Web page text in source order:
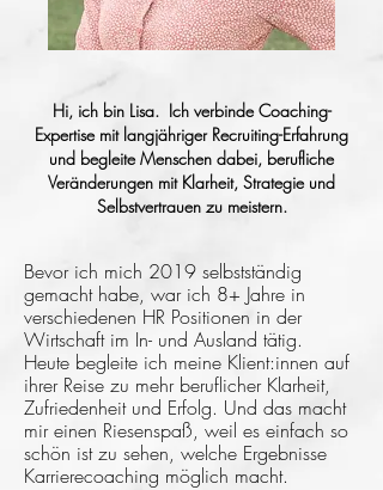
Hi, ich bin Lisa. Ich verbinde Coaching-
Expertise mit langjähriger Recruiting-Erfahrung
und begleite Menschen dabei, berufliche
Veränderungen mit Klarheit, Strategie und
Selbstvertrauen zu meistern.
Bevor ich mich 2019 selbstständig
gemacht habe, war ich 8+ Jahre in
verschiedenen HR Positionen in der
Wirtschaft im In- und Ausland tätig.
Heute begleite ich meine Klient:innen auf
ihrer Reise zu mehr beruflicher Klarheit,
Zufriedenheit und Erfolg. Und das macht
mir einen Riesenspaß, weil es einfach so
schön ist zu sehen, welche Ergebnisse
Karrierecoaching möglich macht.